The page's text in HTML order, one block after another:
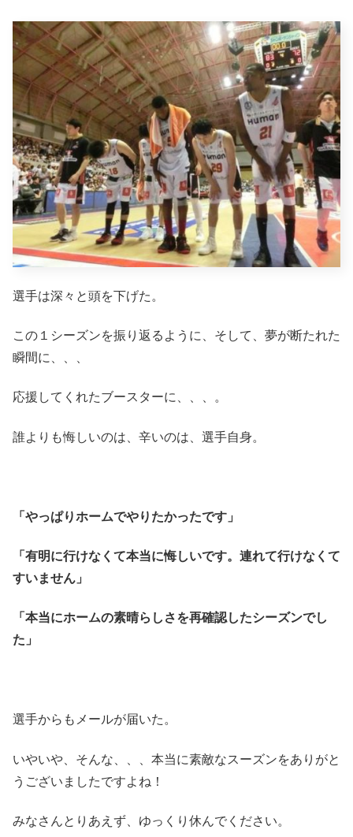
選手は深々と頭を下げた。
この１シーズンを振り返るように、そして、夢が断たれた
瞬間に、、、
応援してくれたブースターに、、、。
誰よりも悔しいのは、辛いのは、選手自身。
「やっぱりホームでやりたかったです」
「有明に行けなくて本当に悔しいです。連れて行けなくて
すいません」
「本当にホームの素晴らしさを再確認したシーズンでし
た」
選手からもメールが届いた。
いやいや、そんな、、、本当に素敵なスーズンをありがと
うございましたですよね！
みなさんとりあえず、ゆっくり休んでください。